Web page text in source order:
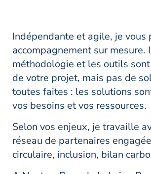
Indépendante et agile, je vous
accompagnement sur mesure.
méthodologie et les outils
de votre projet, mais pas de
toutes faites : les solutions
vos besoins et vos ressources.
Selon vos enjeux, je travaille
réseau de partenaires
circulaire, inclusion, bilan